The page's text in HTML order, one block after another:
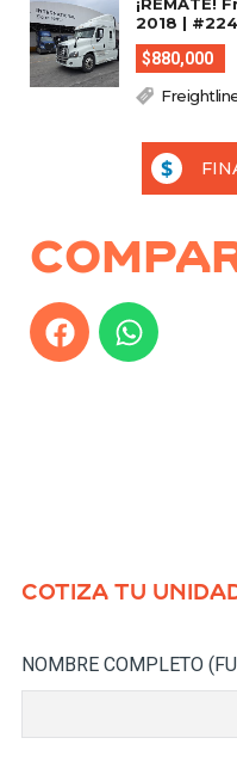
2018 | #224
$880,000
COTIZA TU
NOMBRE COMPLETO